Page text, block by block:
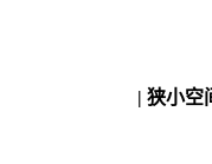
| 狭小空